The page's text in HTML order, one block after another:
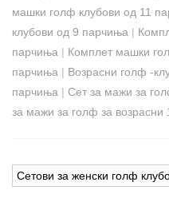
машки голф клубови од 11
клубови од 9 парчиња |
парчиња | Комплет машки
парчиња | Возрасни голф -
парчиња | Сет за мажи за
за мажи за голф за возрасни
Сетови за женски голф